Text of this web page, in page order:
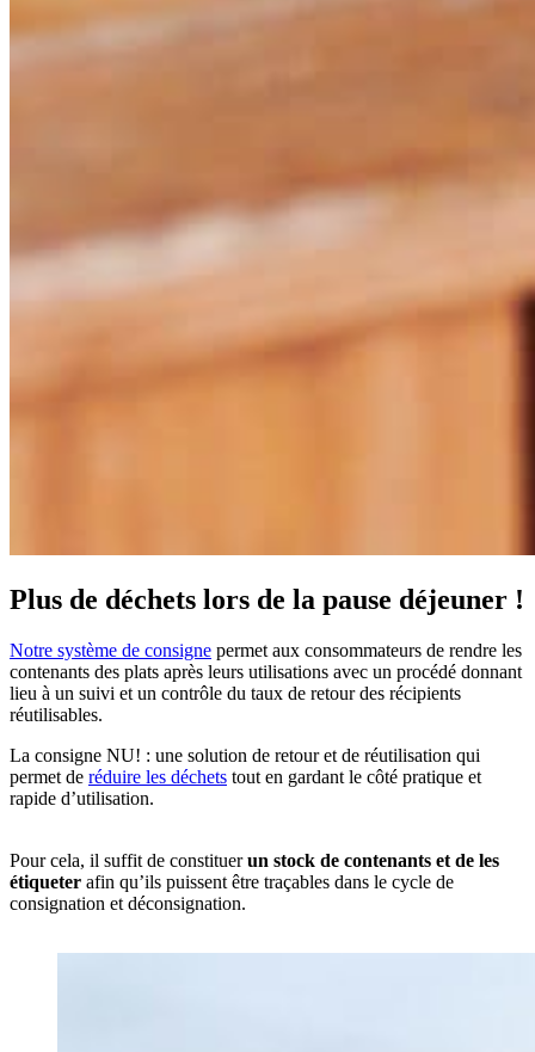
Plus de déchets lors de la pause déjeuner !
Notre système de consigne permet aux consommateurs de rendre les
contenants des plats après leurs utilisations avec un procédé donnant
lieu à un suivi et un contrôle du taux de retour des récipients
réutilisables.
La consigne NU! : une solution de retour et de réutilisation qui
permet de réduire les déchets tout en gardant le côté pratique et
rapide d’utilisation.
Pour cela, il suffit de constituerun stock de contenants et de les
étiqueter afin qu’ils puissent être traçables dans le cycle de
consignation et déconsignation.